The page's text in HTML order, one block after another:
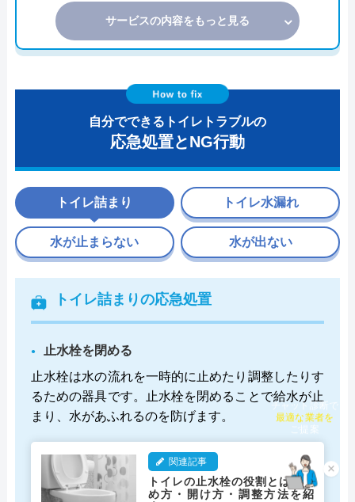
サービスの内容をもっと見る
自分でできるトイレトラブルの
応急処置とNG行動
トイレ詰まり
トイレ詰まりの応急処置
止水栓を閉める
止水栓は水の流れを一時的に止めたり調整したりす
るための器具です。止水栓を閉めることで給水が止
まり、水があふれるのを防げます。
関連記事
トイレの止水栓の役割とは？閉
め方・開け方・調整方法を紹
トイレ水漏れ
水が止まらない 水が出ない
×
チャット診断で
最適な業者を
ご提案